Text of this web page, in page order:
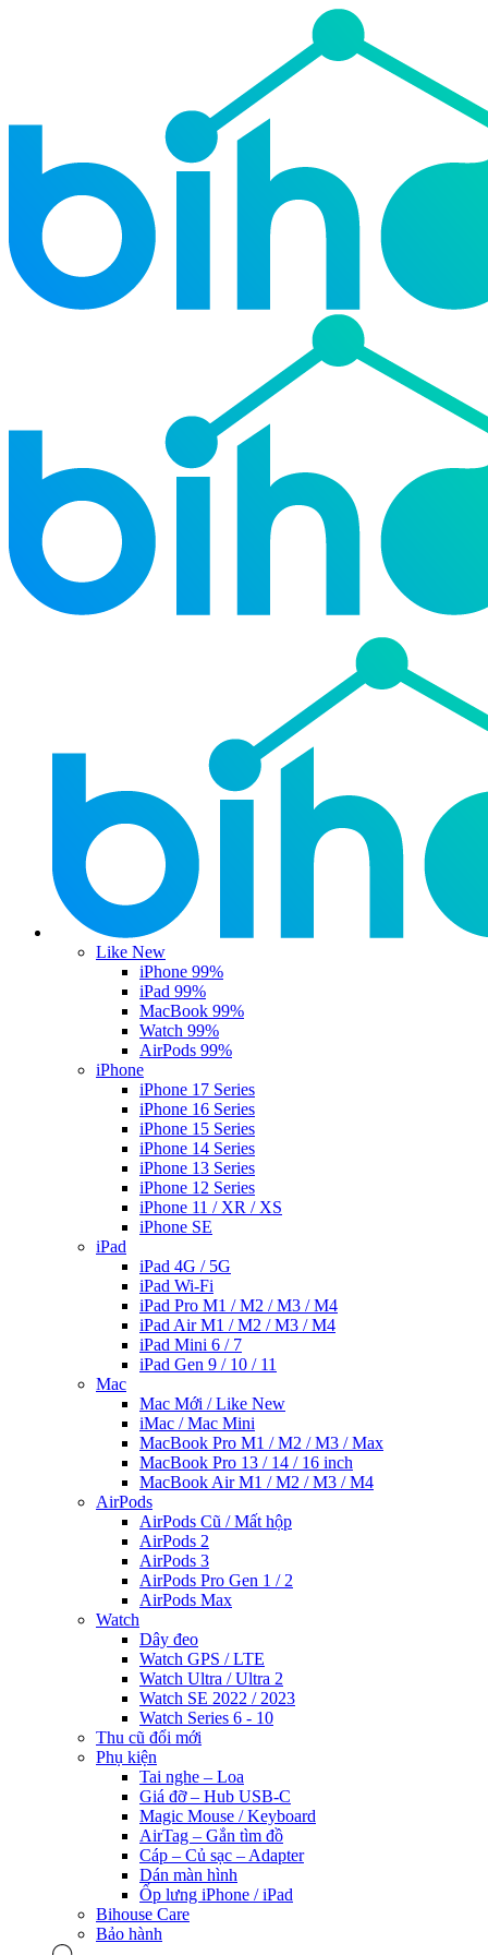
Like New
iPhone 99%
iPad 99%
MacBook 99%
Watch 99%
AirPods 99%
iPhone
iPhone 17 Series
iPhone 16 Series
iPhone 15 Series
iPhone 14 Series
iPhone 13 Series
iPhone 12 Series
iPhone 11 / XR / XS
iPhone SE
iPad
iPad 4G / 5G
iPad Wi-Fi
iPad Pro M1 / M2 / M3 / M4
iPad Air M1 / M2 / M3 / M4
iPad Mini 6 / 7
iPad Gen 9 / 10 / 11
Mac
Mac Mới / Like New
iMac / Mac Mini
MacBook Pro M1 / M2 / M3 / Max
MacBook Pro 13 / 14 / 16 inch
MacBook Air M1 / M2 / M3 / M4
AirPods
AirPods Cũ / Mất hộp
AirPods 2
AirPods 3
AirPods Pro Gen 1 / 2
AirPods Max
Watch
Dây đeo
Watch GPS / LTE
Watch Ultra / Ultra 2
Watch SE 2022 / 2023
Watch Series 6 - 10
Thu cũ đổi mới
Phụ kiện
Tai nghe – Loa
Giá đỡ – Hub USB-C
Magic Mouse / Keyboard
AirTag – Gắn tìm đồ
Cáp – Củ sạc – Adapter
Dán màn hình
Ốp lưng iPhone / iPad
Bihouse Care
Bảo hành